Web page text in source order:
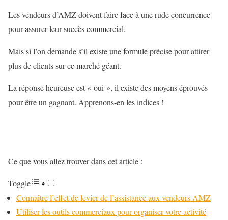
Les vendeurs d’AMZ doivent faire face à une rude concurrence
pour assurer leur succès commercial.
Mais si l’on demande s’il existe une formule précise pour attirer
plus de clients sur ce marché géant.
La réponse heureuse est « oui », il existe des moyens éprouvés
pour être un gagnant. Apprenons-en les indices !
Ce que vous allez trouver dans cet article :
Toggle
Connaître l’effet de levier de l’assistance aux vendeurs AMZ
Utiliser les outils commerciaux pour organiser votre activité